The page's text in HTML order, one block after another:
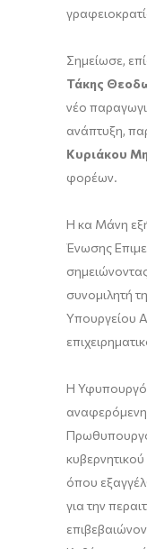
Σημείωσε,
Τάκης
νέο
ανάπτυξη,
Κυριάκου
φορέων.
Η κα Μάνη
Ένωσης
συνομιλητή
Υπουργείου
Η
όπου
για την